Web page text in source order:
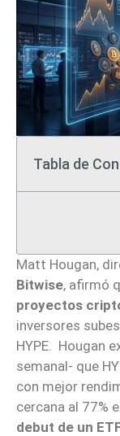
Tabla de
Matt Hougan,
Bitwise, afirmó
proyectos
inversores
HYPE. Hougan
semanal- que
con mejor
cercana al 77%
debut de un